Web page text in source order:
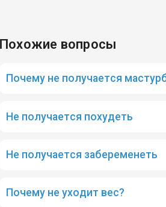
Похожие вопросы
Почему не получается
Не получается похудеть
Не получается забеременеть
Почему не уходит вес?